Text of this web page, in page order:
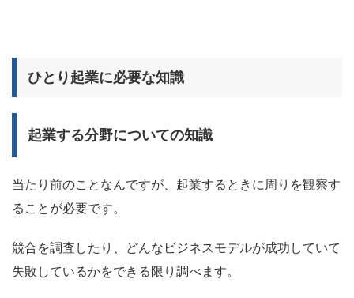
ひとり起業に必要な知識
起業する分野についての知識
当たり前のことなんですが、起業するときに周りを観察す
ることが必要です。
競合を調査したり、どんなビジネスモデルが成功していて
失敗しているかをできる限り調べます。